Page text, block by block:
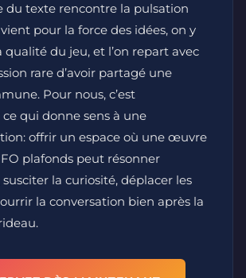
du texte rencontre la pulsation
pour la force des idées, on y
qualité du jeu, et l’on repart avec
rare d’avoir partagé une
Pour nous, c’est
qui donne sens à une
offrir un espace où une œuvre
plafonds peut résonner
la curiosité, déplacer les
la conversation bien après la